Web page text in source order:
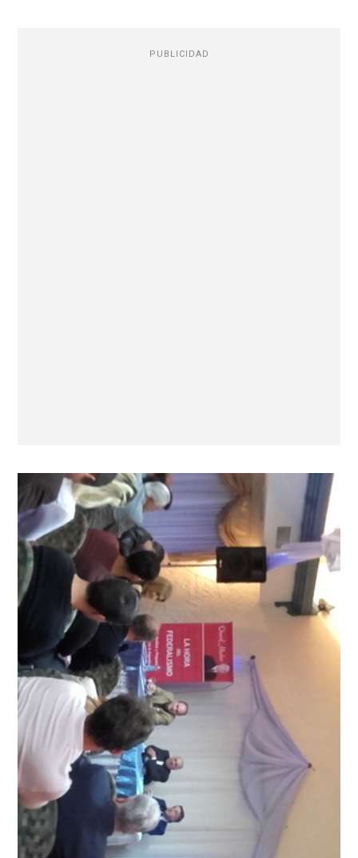
PUBLICIDAD